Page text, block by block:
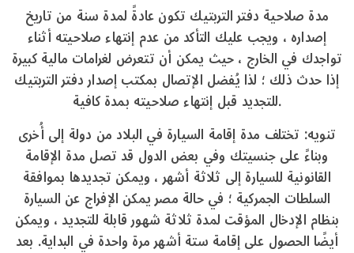
مدة صلاحية دفتر التربتيك تكون عادةً لمدة سنة من تاريخ
إصداره ، ويجب عليك التأكد من عدم إنتهاء صلاحيته أثناء
تواجدك في الخارج ، حيث يمكن أن تتعرض لغرامات مالية كبيرة
إذا حدث ذلك ؛ لذا يُفضل الإتصال بمكتب إصدار دفتر التربتيك
للتجديد قبل إنتهاء صلاحيته بمدة كافية.
تنويه: تختلف مدة إقامة السيارة في البلاد من دولة إلى أُخرى
وبناءً على جنسيتك وفي بعض الدول قد تصل مدة الإقامة
القانونية للسيارة إلى ثلاثة أشهر ، ويمكن تجديدها بموافقة
السلطات الجمركية ؛ في حالة مصر يمكن الإفراج عن السيارة
بنظام الإدخال المؤقت لمدة ثلاثة شهور قابلة للتجديد ، ويمكن
أيضًا الحصول على إقامة ستة أشهر مرة واحدة في البداية. بعد